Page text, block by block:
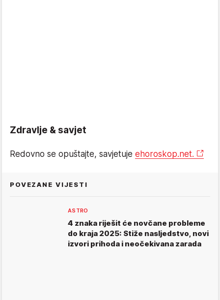
Zdravlje & savjet
Redovno se opuštajte, savjetuje ehoroskop.net.
POVEZANE VIJESTI
ASTRO
4 znaka riješit će novčane probleme
do kraja 2025: Stiže nasljedstvo, novi
izvori prihoda i neočekivana zarada